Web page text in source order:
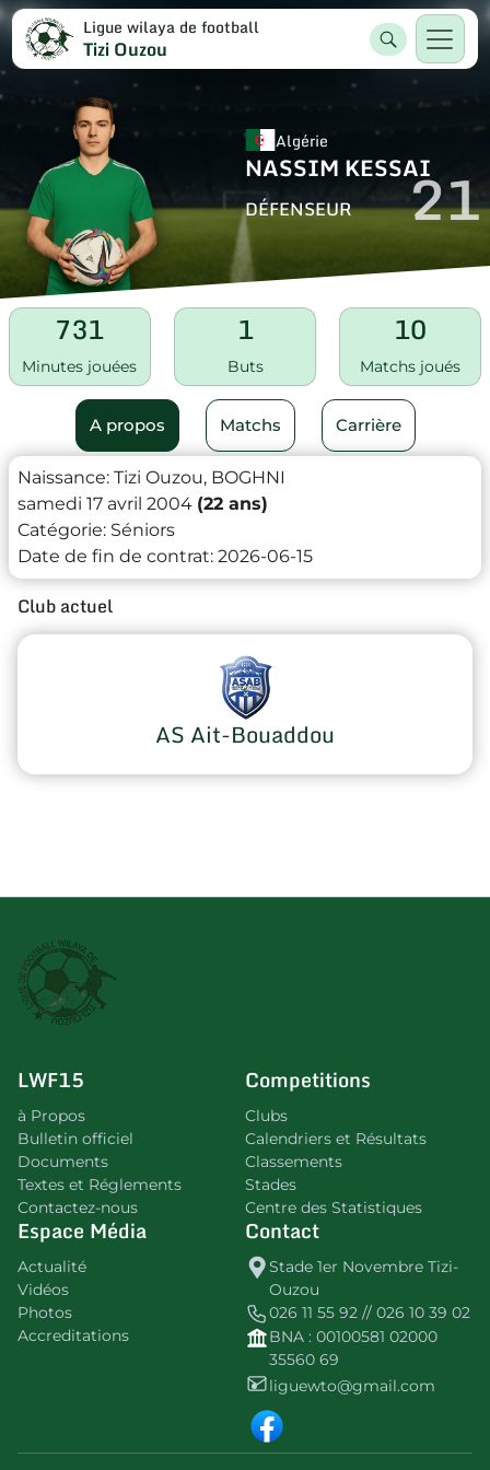
Ligue wilaya de football
Tizi Ouzou
Algérie
NASSIM KESSAI
DÉFENSEUR 21
731
Minutes jouées
1
Buts
10
Matchs joués
A propos Matchs Carrière
Naissance: Tizi Ouzou, BOGHNI
samedi 17 avril 2004 (22 ans)
Catégorie: Séniors
Date de fin de contrat: 2026-06-15
Club actuel
AS Ait-Bouaddou
LWF15
à Propos
Bulletin officiel
Documents
Textes et Réglements
Contactez-nous
Competitions
Clubs
Calendriers et Résultats
Classements
Stades
Centre des Statistiques
Espace Média
Actualité
Vidéos
Photos
Accreditations
Contact
Stade 1er Novembre Tizi-
Ouzou
026 11 55 92 // 026 10 39 02
BNA : 00100581 02000
35560 69
liguewto@gmail.com